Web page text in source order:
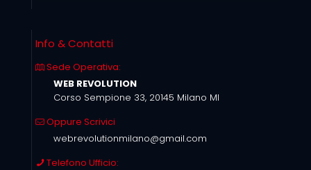
Info & Contatti
Sede Operativa:
WEB REVOLUTION
Corso Sempione 33, 20145 Milano MI
Oppure Scrivici
webrevolutionmilano@gmail.com
Telefono Ufficio: